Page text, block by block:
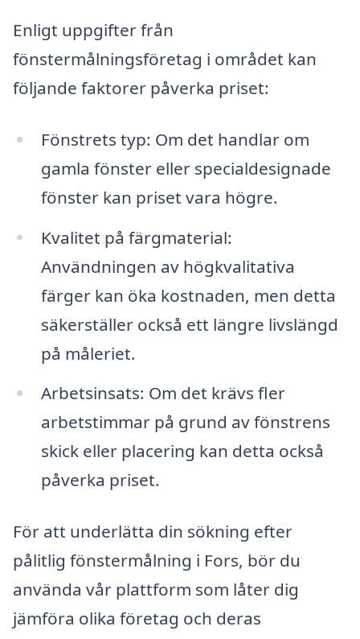
Enligt uppgifter från
fönstermålningsföretag i området kan
följande faktorer påverka priset:
Fönstrets typ: Om det handlar om
gamla fönster eller specialdesignade
fönster kan priset vara högre.
Kvalitet på färgmaterial:
Användningen av högkvalitativa
färger kan öka kostnaden, men detta
säkerställer också ett längre livslängd
på måleriet.
Arbetsinsats: Om det krävs fler
arbetstimmar på grund av fönstrens
skick eller placering kan detta också
påverka priset.
För att underlätta din sökning efter
pålitlig fönstermålning i Fors, bör du
använda vår plattform som låter dig
jämföra olika företag och deras